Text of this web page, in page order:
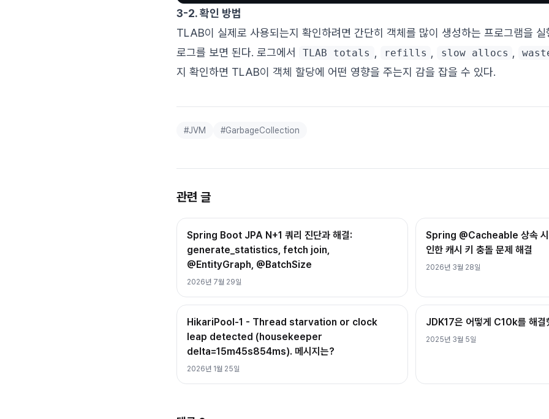
3-2. 확인 방법
TLAB이 실제로 사용되는지 확인하려면 간단히 객체를 많이 생성하는 프로그램을
로그를 보면 된다. 로그에서
TLAB totals refills slow allocs
지 확인하면 TLAB이 객체 할당에 어떤 영향을 주는지 감을 잡을 수 있다.
#JVM #GarbageCollection
관련 글
Spring Boot JPA N+1 쿼리 진단과 해결:
generate_statistics, fetch join,
@EntityGraph, @BatchSize
2026년 7월 29일
Spring @Cacheable 상속 시
인한 캐시 키 충돌 문제 해결
2026년 3월 28일
HikariPool-1 - Thread starvation or clock
leap detected (housekeeper
delta=15m45s854ms). 메시지는?
2026년 1월 25일
JDK17은 어떻게 C10k를 해결
2025년 3월 5일